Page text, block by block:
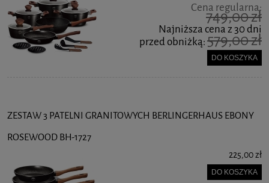
Cena regularna:
749,00 zł
Najniższa cena z 30 dni
przed obniżką:579,00 zł
DO KOSZYKA
ZESTAW 3 PATELNI GRANITOWYCH BERLINGERHAUS EBONY
ROSEWOOD BH-1727
225,00 zł
DO KOSZYKA